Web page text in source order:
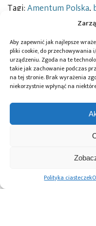
Aby zapewnić jak najlepsze
pliki cookie, do
urządzeniu. Zgoda na te
takie jak zachowanie podczas
na tej stronie. Brak wyrażenia
niekorzystnie wpłynąć na
Polityka ciasteczek
Tagi:Amentum Polska,
energetyka jądrowa,
Jolanta
Warszawski Instytut
WIT,Marcin Kulasek,
Pavol Stuller,przemysł
badawcza Łukasiewicz,
technologie kosmiczne
współpraca